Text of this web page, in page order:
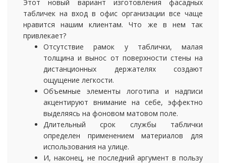
Этот новый вариант изготовления фасадных
табличек на вход в офис организации все чаще
нравится нашим клиентам. Что же в нем так
привлекает?
Отсутствие рамок у таблички, малая
толщина и вынос от поверхности стены на
дистанционных держателях создают
ощущение легкости.
Объемные элементы логотипа и надписи
акцентируют внимание на себе, эффектно
выделяясь на фоновом матовом поле.
Длительный срок службы таблички
определен применением материалов для
использования на улице.
И, наконец, не последний аргумент в пользу